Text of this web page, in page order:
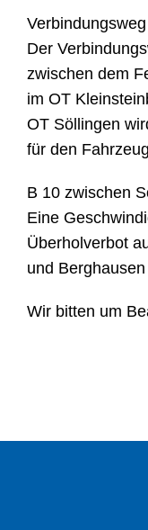
Der
zwischen dem
im OT
OT Söllingen
für den
B 10 zwischen
Eine
Überholverbot
und
Wir bitten um